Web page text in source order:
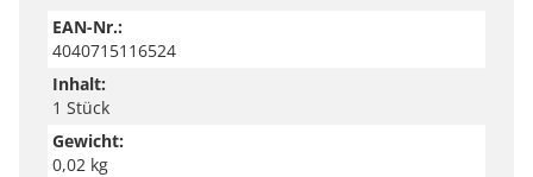
EAN-Nr.:
4040715116524
Inhalt:
1 Stück
Gewicht:
0,02 kg